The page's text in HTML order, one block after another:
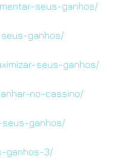
seus-ganhos/
seus-ganhos/
seus-ganhos/
no-cassino/
seus-ganhos/
ganhos-3/